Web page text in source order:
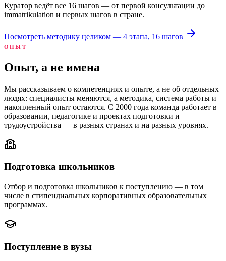
Куратор ведёт все 16 шагов — от первой консультации до
immatrikulation и первых шагов в стране.
Посмотреть методику целиком — 4 этапа, 16 шагов
ОПЫТ
Опыт, а не имена
Мы рассказываем о компетенциях и опыте, а не об отдельных
людях: специалисты меняются, а методика, система работы и
накопленный опыт остаются. С 2000 года команда работает в
образовании, педагогике и проектах подготовки и
трудоустройства — в разных странах и на разных уровнях.
Подготовка школьников
Отбор и подготовка школьников к поступлению — в том
числе в стипендиальных корпоративных образовательных
программах.
Поступление в вузы